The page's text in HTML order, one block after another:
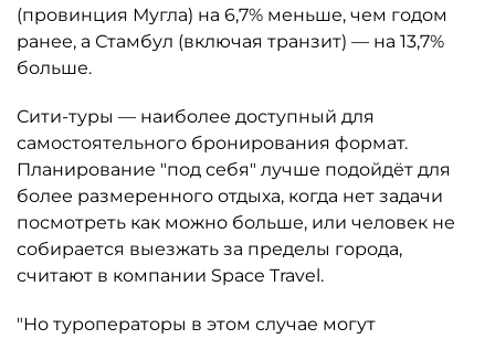
(провинция Мугла) на 6,7% меньше, чем годом
ранее, а Стамбул (включая транзит) — на 13,7%
больше.
Сити-туры — наиболее доступный для
самостоятельного бронирования формат.
Планирование "под себя" лучше подойдёт для
более размеренного отдыха, когда нет задачи
посмотреть как можно больше, или человек не
собирается выезжать за пределы города,
считают в компании Space Travel.
"Но туроператоры в этом случае могут